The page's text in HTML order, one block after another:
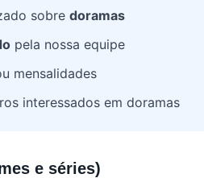
sobre doramas
pela nossa equipe
mensalidades
interessados em doramas
e séries)